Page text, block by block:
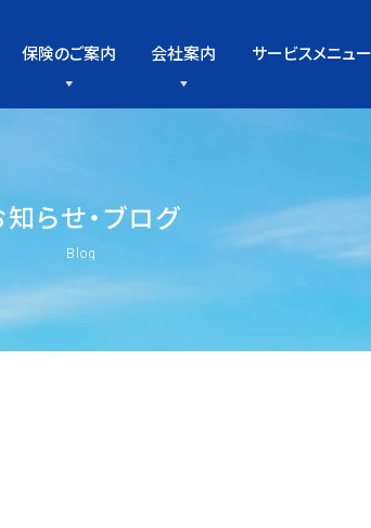
保険のご案内 会社案内 サービスメニュー
知らせ・ブログ
Blog